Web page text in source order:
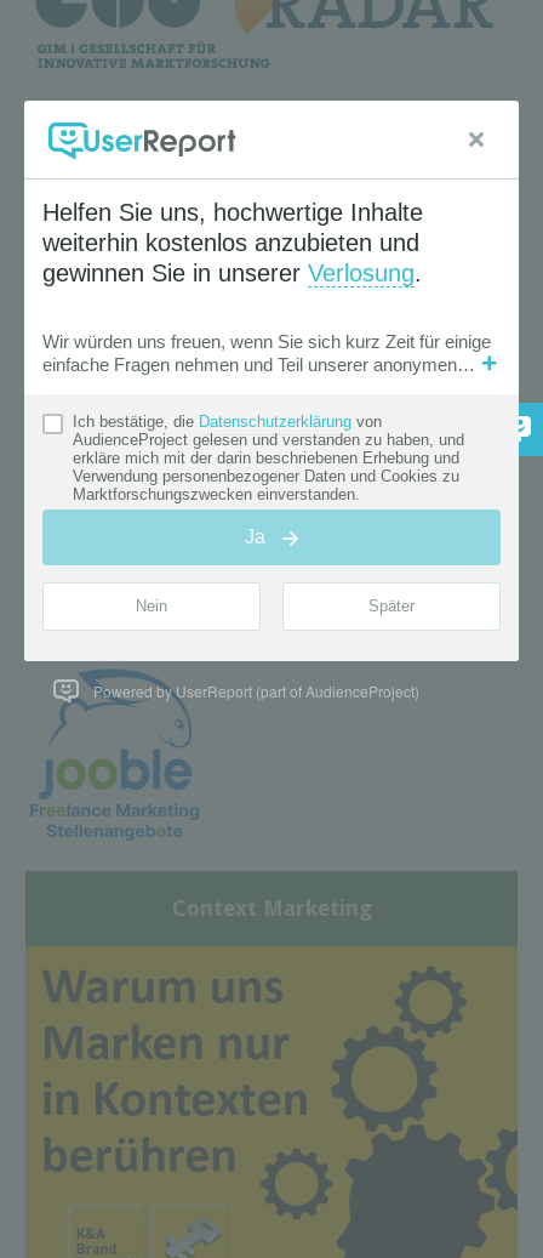
Context Marketing
Powered by UserReport (part of AudienceProject)